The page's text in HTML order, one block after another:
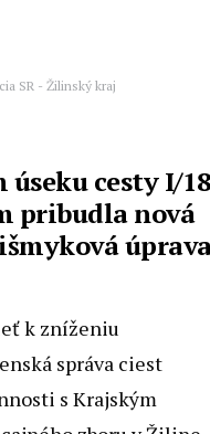
SR - Žilinský kraj
cesty I/
pribudla nová
k zníženiu
správa ciest
s Krajským